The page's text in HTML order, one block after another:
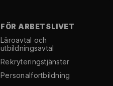
FÖR ARBETSLIVET
Läroavtal och
utbildningsavtal
Rekryterings­tjänster
Personal­fortbildning